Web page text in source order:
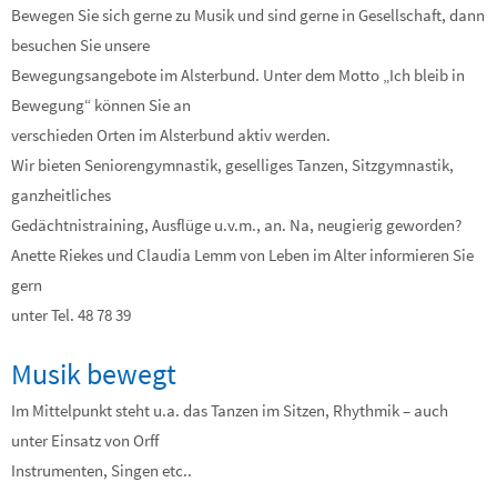
Bewegen Sie sich gerne zu Musik und sind gerne in Gesellschaft, dann
besuchen Sie unsere
Bewegungsangebote im Alsterbund. Unter dem Motto „Ich bleib in
Bewegung“ können Sie an
verschieden Orten im Alsterbund aktiv werden.
Wir bieten Seniorengymnastik, geselliges Tanzen, Sitzgymnastik,
ganzheitliches
Gedächtnistraining, Ausflüge u.v.m., an. Na, neugierig geworden?
Anette Riekes und Claudia Lemm von Leben im Alter informieren Sie
gern
unter Tel. 48 78 39
Musik bewegt
Im Mittelpunkt steht u.a. das Tanzen im Sitzen, Rhythmik – auch
unter Einsatz von Orff
Instrumenten, Singen etc..